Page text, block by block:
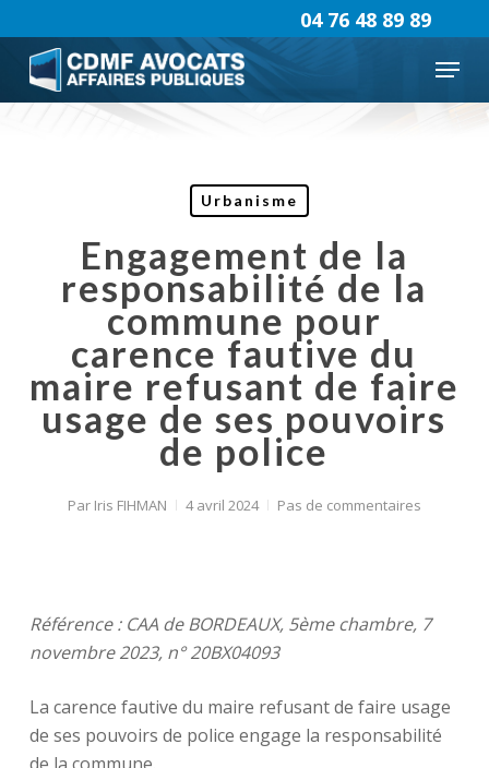
to
main
content
Menu
04 76 48 89 89
Urbanisme
Engagement de la
responsabilité de la
commune pour
carence fautive du
maire refusant de faire
usage de ses pouvoirs
de police
ParIris FIHMAN 4 avril 2024 Pas de commentaires
Référence : CAA de BORDEAUX, 5ème chambre, 7
novembre 2023, n° 20BX04093
La carence fautive du maire refusant de faire usage
de ses pouvoirs de police engage la responsabilité